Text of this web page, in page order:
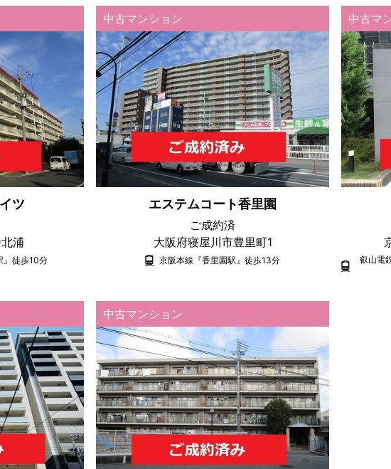
ツ
浦
』徒歩10分
中古マンション
エステムコート香里園
ご成約済
大阪府寝屋川市豊里町1
京阪本線『香里園駅』徒歩13分
中古マ
叡山電
中古マンション